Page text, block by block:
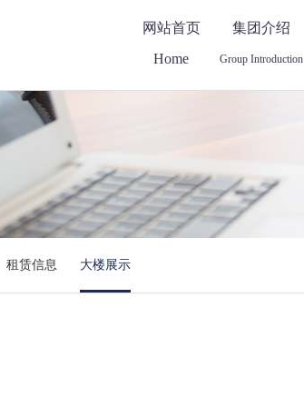
网站首页
Home
集团介绍
Group Introduction
租赁信息 大楼展示